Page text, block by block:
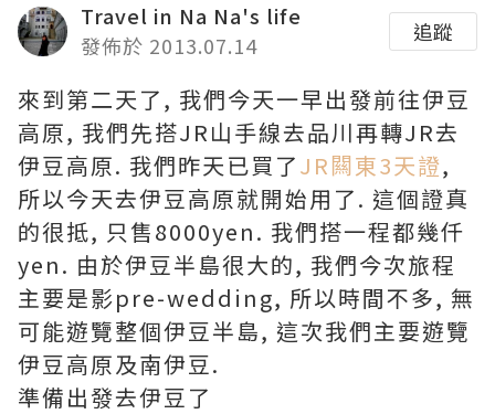
Travel in Na Na's life
發佈於 2013.07.14
追蹤
來到第二天了, 我們今天一早出發前往伊豆
高原, 我們先搭JR山手線去品川再轉JR去
伊豆高原. 我們昨天已買了JR闗東3天證,
所以今天去伊豆高原就開始用了. 這個證真
的很抵, 只售8000yen. 我們搭一程都幾仟
yen. 由於伊豆半島很大的, 我們今次旅程
主要是影pre-wedding, 所以時間不多, 無
可能遊覽整個伊豆半島, 這次我們主要遊覽
伊豆高原及南伊豆.
準備出發去伊豆了